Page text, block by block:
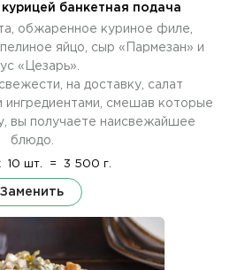
банкетная подача
обжаренное куриное филе,
яйцо, сыр «Пармезан» и
«Цезарь».
на доставку, салат
ингредиентами, смешав которые
вы получаете наисвежайшее
блюдо.
10 шт. = 3 500 г.
Заменить